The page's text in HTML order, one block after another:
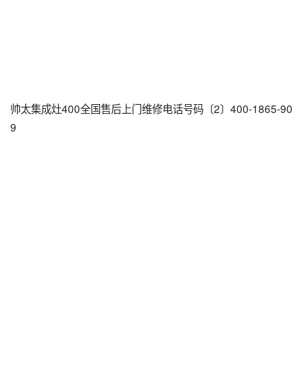
帅太集成灶400全国售后上门维修电话号码〔2〕400-1865-90
9